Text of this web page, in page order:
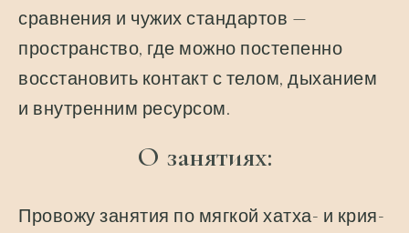
сравнения и чужих стандартов —
пространство, где можно постепенно
восстановить контакт с телом, дыханием
и внутренним ресурсом.
О занятиях:
Провожу занятия по мягкой хатха- и крия-